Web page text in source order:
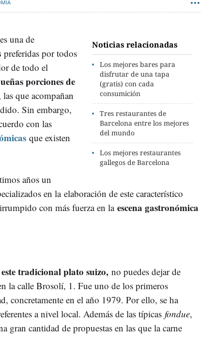
Noticias relacionadas
Los mejores bares para
disfrutar de una tapa
(gratis) con cada
consumición
Tres restaurantes de
Barcelona entre los mejores
del mundo
Los mejores restaurantes
gallegos de Barcelona
es una de
preferidas por todos
de todo el
porciones de
que acompañan
Sin embargo,
con las
que existen
años un
en la elaboración de este característico
con más fuerza en la escena gastronómica
tradicional plato suizo, no puedes dejar de
la calle Brosolí, 1. Fue uno de los primeros
concretamente en el año 1979. Por ello, se ha
a nivel local. Además de las típicas fondue,
gran cantidad de propuestas en las que la carne